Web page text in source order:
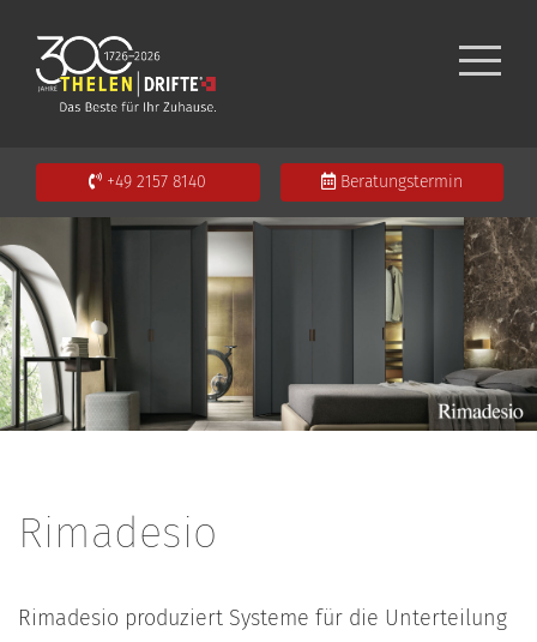
+49 2157 8140 Beratungstermin
Rimadesio
Rimadesio produziert Systeme für die Unterteilung